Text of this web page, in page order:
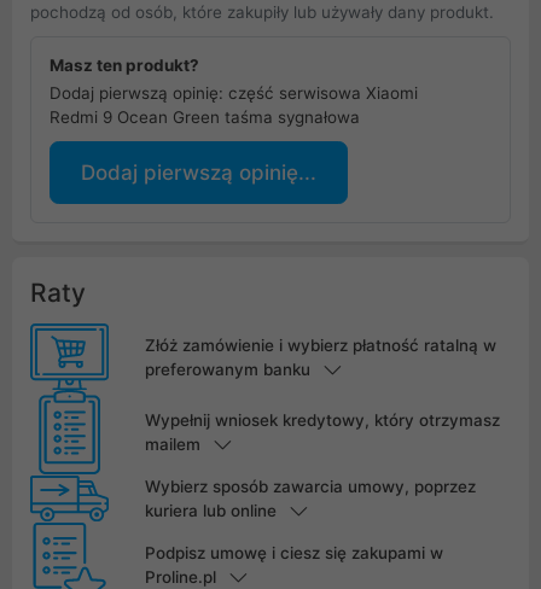
pochodzą od osób, które zakupiły lub używały dany produkt.
Masz ten produkt?
Dodaj pierwszą opinię: część serwisowa Xiaomi
Redmi 9 Ocean Green taśma sygnałowa
Dodaj pierwszą opinię...
Raty
Złóż zamówienie i wybierz płatność ratalną w
preferowanym banku
Wypełnij wniosek kredytowy, który otrzymasz
mailem
Wybierz sposób zawarcia umowy, poprzez
kuriera lub online
Podpisz umowę i ciesz się zakupami w
Proline.pl